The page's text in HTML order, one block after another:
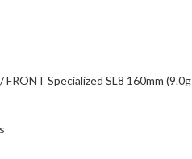
Specialized SL8 160mm